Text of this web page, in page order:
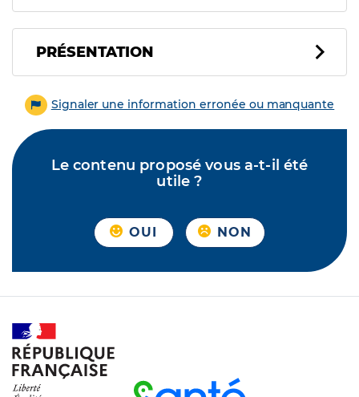
PRÉSENTATION
Signaler une information erronée ou manquante
Le contenu proposé vous a-t-il été
utile ?
OUI NON